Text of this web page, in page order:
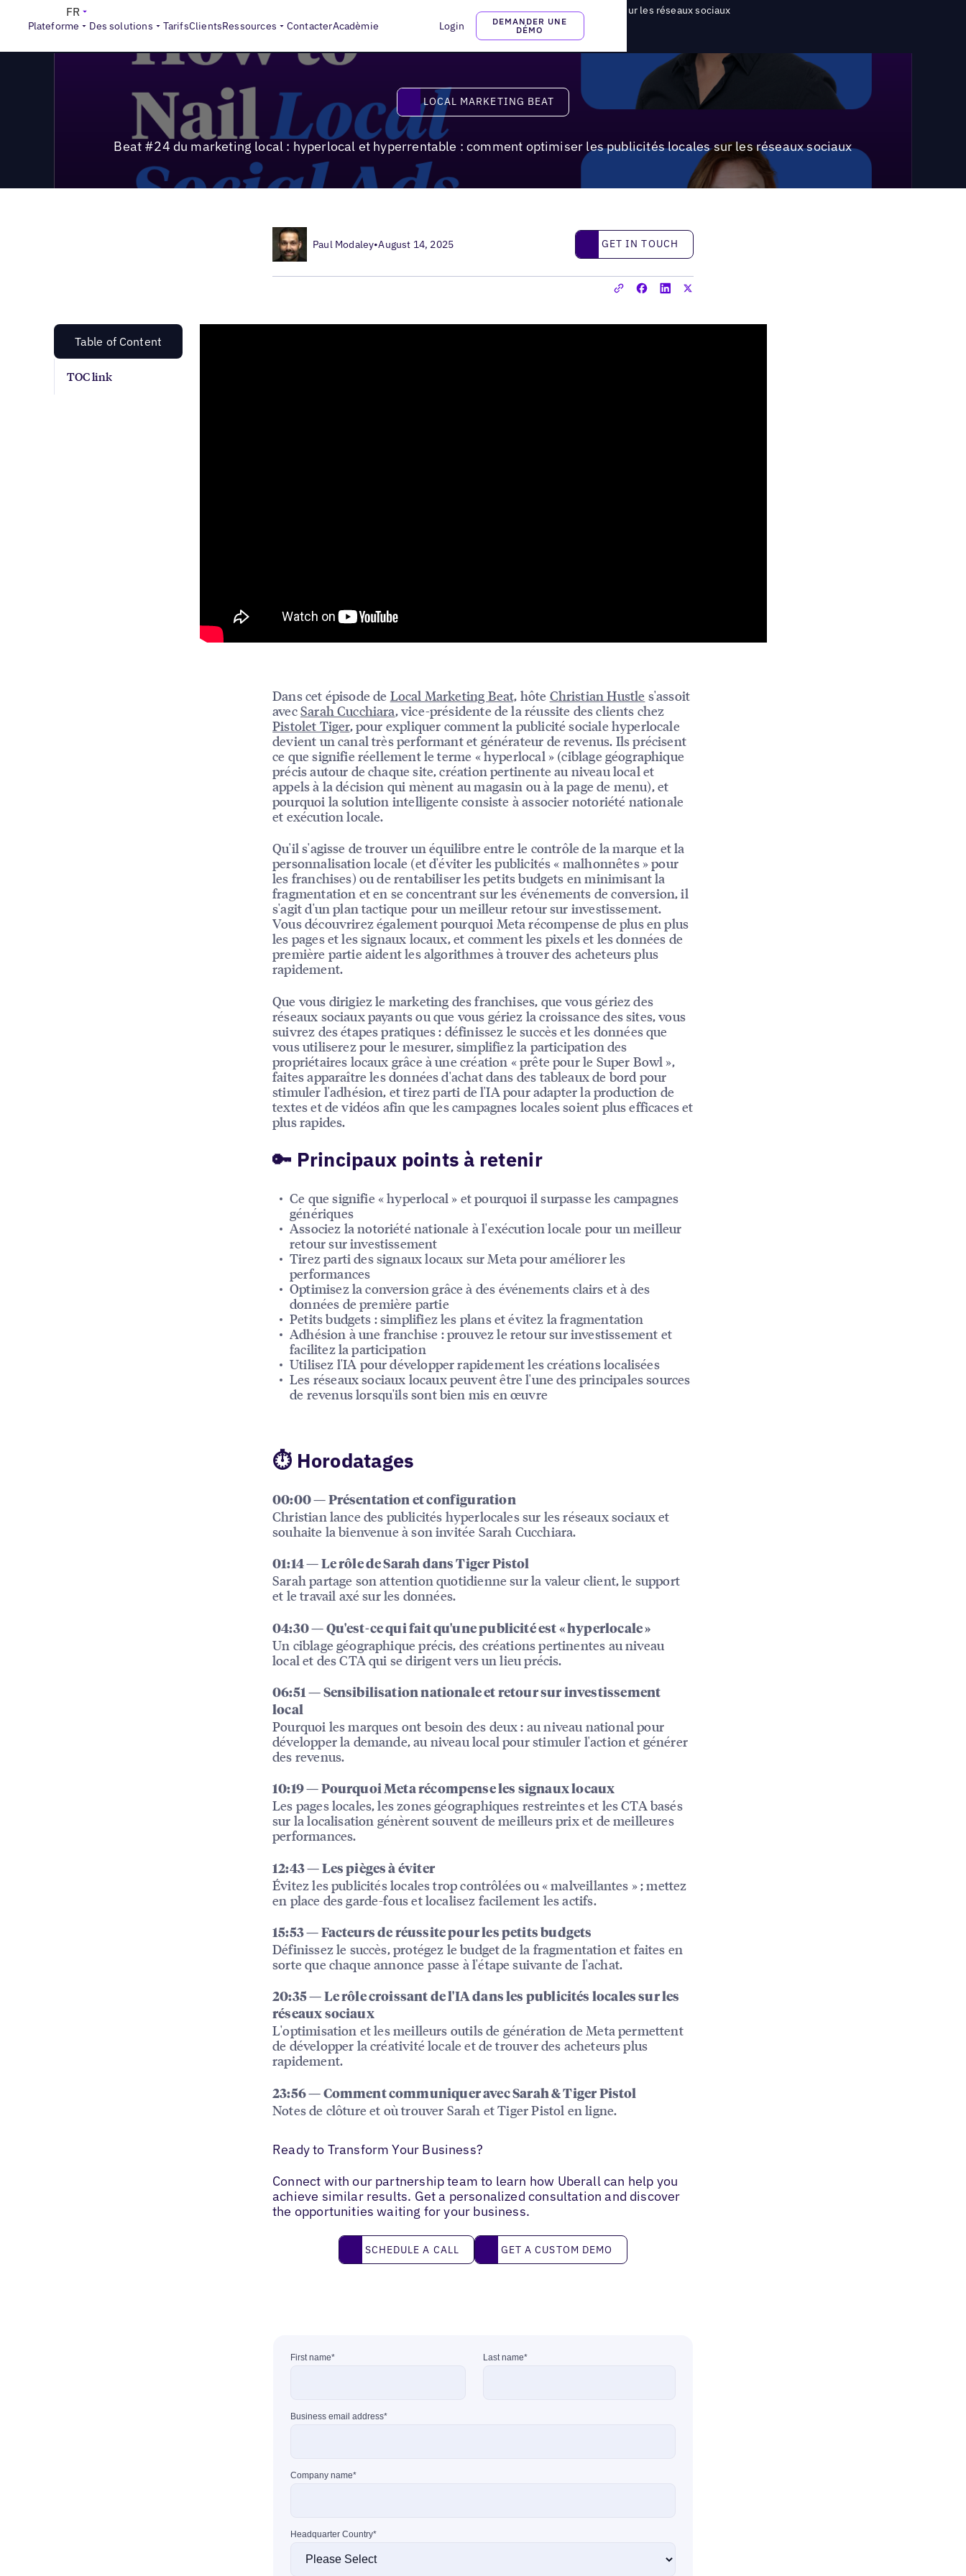
Plateforme Des solutions TarifsClientsRessources ContacterAcadèmie Login
DEMANDER UNE
DÉMO
FR
Local Marketing Beat Beat #24 du marketing local : hyperlocal et hyperrentable : comment optimiser les publicités locales sur les réseaux sociaux
Local Marketing Beat
LOCAL MARKETING BEAT
Beat #24 du marketing local : hyperlocal et hyperrentable : comment optimiser les publicités locales sur les réseaux sociaux
Paul Modaley•August 14, 2025 Get in touch
GET IN TOUCH
Table of Content
TOC link
Dans cet épisode de Local Marketing Beat, hôte Christian Hustle s'assoit
avecSarah Cucchiara, vice-présidente de la réussite des clients chez
Pistolet Tiger, pour expliquer comment la publicité sociale hyperlocale
devient un canal très performant et générateur de revenus. Ils précisent
ce que signifie réellement le terme « hyperlocal » (ciblage géographique
précis autour de chaque site, création pertinente au niveau local et
appels à la décision qui mènent au magasin ou à la page de menu), et
pourquoi la solution intelligente consiste à associer notoriété nationale
et exécution locale.
Qu'il s'agisse de trouver un équilibre entre le contrôle de la marque et la
personnalisation locale (et d'éviter les publicités « malhonnêtes » pour
les franchises) ou de rentabiliser les petits budgets en minimisant la
fragmentation et en se concentrant sur les événements de conversion, il
s'agit d'un plan tactique pour un meilleur retour sur investissement.
Vous découvrirez également pourquoi Meta récompense de plus en plus
les pages et les signaux locaux, et comment les pixels et les données de
première partie aident les algorithmes à trouver des acheteurs plus
rapidement.
Que vous dirigiez le marketing des franchises, que vous gériez des
réseaux sociaux payants ou que vous gériez la croissance des sites, vous
suivrez des étapes pratiques : définissez le succès et les données que
vous utiliserez pour le mesurer, simplifiez la participation des
propriétaires locaux grâce à une création « prête pour le Super Bowl »,
faites apparaître les données d'achat dans des tableaux de bord pour
stimuler l'adhésion, et tirez parti de l'IA pour adapter la production de
textes et de vidéos afin que les campagnes locales soient plus efficaces et
plus rapides.
🔑 Principaux points à retenir
Ce que signifie « hyperlocal » et pourquoi il surpasse les campagnes
génériques
Associez la notoriété nationale à l'exécution locale pour un meilleur
retour sur investissement
Tirez parti des signaux locaux sur Meta pour améliorer les
performances
Optimisez la conversion grâce à des événements clairs et à des
données de première partie
Petits budgets : simplifiez les plans et évitez la fragmentation
Adhésion à une franchise : prouvez le retour sur investissement et
facilitez la participation
Utilisez l'IA pour développer rapidement les créations localisées
Les réseaux sociaux locaux peuvent être l'une des principales sources
de revenus lorsqu'ils sont bien mis en œuvre
⏱ Horodatages
00:00 — Présentation et configuration
Christian lance des publicités hyperlocales sur les réseaux sociaux et
souhaite la bienvenue à son invitée Sarah Cucchiara.
01:14 — Le rôle de Sarah dans Tiger Pistol
Sarah partage son attention quotidienne sur la valeur client, le support
et le travail axé sur les données.
04:30 — Qu'est-ce qui fait qu'une publicité est « hyperlocale »
Un ciblage géographique précis, des créations pertinentes au niveau
local et des CTA qui se dirigent vers un lieu précis.
06:51 — Sensibilisation nationale et retour sur investissement
local
Pourquoi les marques ont besoin des deux : au niveau national pour
développer la demande, au niveau local pour stimuler l'action et générer
des revenus.
10:19 — Pourquoi Meta récompense les signaux locaux
Les pages locales, les zones géographiques restreintes et les CTA basés
sur la localisation génèrent souvent de meilleurs prix et de meilleures
performances.
12:43 — Les pièges à éviter
Évitez les publicités locales trop contrôlées ou « malveillantes » ; mettez
en place des garde-fous et localisez facilement les actifs.
15:53 — Facteurs de réussite pour les petits budgets
Définissez le succès, protégez le budget de la fragmentation et faites en
sorte que chaque annonce passe à l'étape suivante de l'achat.
20:35 — Le rôle croissant de l'IA dans les publicités locales sur les
réseaux sociaux
L'optimisation et les meilleurs outils de génération de Meta permettent
de développer la créativité locale et de trouver des acheteurs plus
rapidement.
23:56 — Comment communiquer avec Sarah & Tiger Pistol
Notes de clôture et où trouver Sarah et Tiger Pistol en ligne.
Ready to Transform Your Business?
Connect with our partnership team to learn how Uberall can help you
achieve similar results. Get a personalized consultation and discover
the opportunities waiting for your business.
Schedule a call
SCHEDULE A CALL Get a custom demo
GET A CUSTOM DEMO